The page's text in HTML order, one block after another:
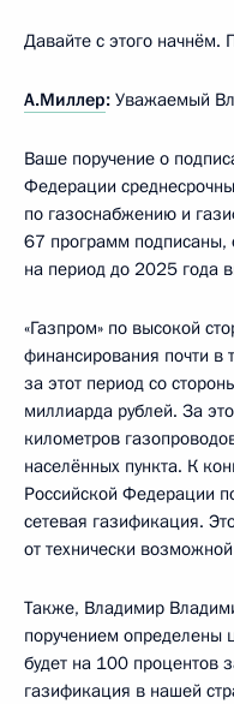
Давайте с этого начнём.
А.Миллер: Уважаемый
Ваше поручение о
Федерации
по газоснабжению и
67 программ подписаны,
на период до 2025 года
«Газпром» по высокой
финансирования почти в
за этот период со
миллиарда рублей. За
километров
населённых пункта. К
Российской Федерации
сетевая газификация.
от технически
Также, Владимир
поручением определены
будет на 100 процентов
газификация в нашей